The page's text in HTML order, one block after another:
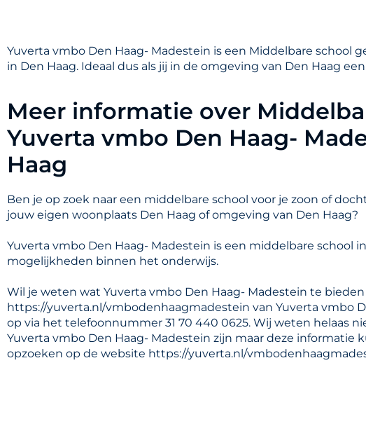
Yuverta vmbo Den Haag- Madestein is een Middelbare school
in Den Haag. Ideaal dus als jij in de omgeving van Den Haag
Meer informatie over
Yuverta vmbo Den Haag-
Haag
Ben je op zoek naar een middelbare school voor je zoon of
jouw eigen woonplaats Den Haag of omgeving van Den Haag?
Yuverta vmbo Den Haag- Madestein is een middelbare school
mogelijkheden binnen het onderwijs.
Wil je weten wat Yuverta vmbo Den Haag- Madestein te
https://yuverta.nl/vmbodenhaagmadestein van Yuverta vmbo
op via het telefoonnummer 31 70 440 0625. Wij weten helaas
Yuverta vmbo Den Haag- Madestein zijn maar deze informatie
opzoeken op de website https://yuverta.nl/